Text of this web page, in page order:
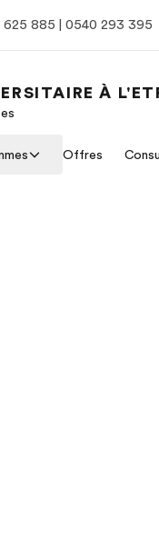
885 | 0540 293 395
Nos offres
À
Offres